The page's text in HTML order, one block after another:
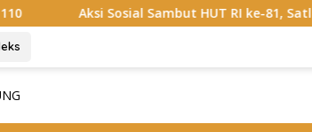
HUT RI ke-81, Satlantas Polres Way